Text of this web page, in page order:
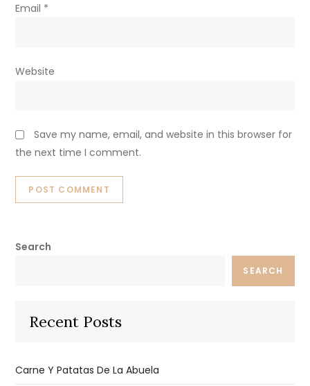
Email *
Website
Save my name, email, and website in this browser for
the next time I comment.
Search
SEARCH
Recent Posts
Carne Y Patatas De La Abuela